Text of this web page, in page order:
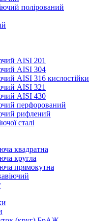
полірований
AISI 201
AISI 304
AISI 316
AISI 321
AISI 430
перфорований
рифлений
сталі
квадратна
кругла
прямокутна